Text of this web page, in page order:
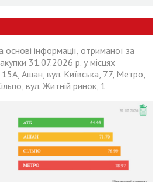
основі інформації, отриманої за
31.07.2026 р. у місцях
Ашан, вул. Київська, 77, Метро,
вул. Житній ринок, 1